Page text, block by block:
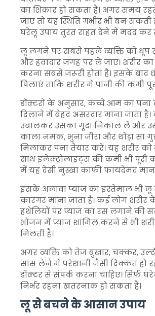
का शिकार हो सकता है। अगर समय
जाए तो यह स्थिति गंभीर भी बन
घरेलू उपाय तुरंत राहत देने में मदद कर
लू लगने पर सबसे पहले व्यक्ति को धूप
और हवादार जगह पर ले जाएं। शरीर
करना सबसे जरूरी होता है। इसके बाद
पिलाएं ताकि शरीर में पानी की कमी
डॉक्टरों के अनुसार, कच्चे आम का पना
दिलाने में बेहद असरदार माना जाता
उबालकर उसका गूदा निकाल लें और
काला नमक, भुना जीरा और थोड़ा सा
मिलाकर पना तैयार करें। यह शरीर
साथ इलेक्ट्रोलाइट्स की कमी भी पूरी
में यह देसी नुस्खा काफी फायदेमंद माना
इसके अलावा प्याज का इस्तेमाल भी
कारगर माना जाता है। कई लोग
हथेलियों पर प्याज का रस लगाने की
भोजन में प्याज शामिल करने से भी
मिलती है।
अगर व्यक्ति को तेज बुखार, चक्कर,
सांस लेने में परेशानी जैसी दिक्कत हो
डॉक्टर से संपर्क करना चाहिए। सिर्फ
निर्भर रहना खतरनाक हो सकता है।
लू से बचने के आसान उपाय